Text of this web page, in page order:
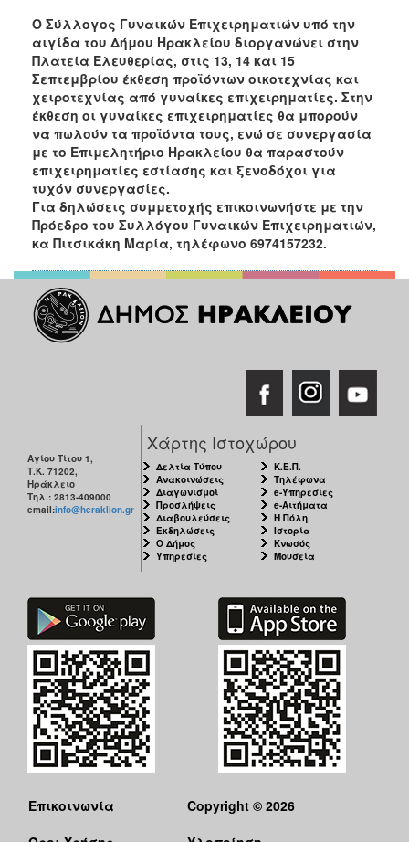
Ανακοινώσεις
Προγράμματα
Προσχολική
Αγωγή
Κοιμητήρια
Κέντρο
Οικογένειας
ΠΟΛΙΤΙΣΜΟΣ
Ο Σύλλογος Γυναικών Επιχειρηματιών υπό την
αιγίδα του Δήμου Ηρακλείου διοργανώνει στην
Πλατεία Ελευθερίας, στις 13, 14 και 15
Σεπτεμβρίου έκθεση προϊόντων οικοτεχνίας και
χειροτεχνίας από γυναίκες επιχειρηματίες. Στην
έκθεση οι γυναίκες επιχειρηματίες θα μπορούν
να πωλούν τα προϊόντα τους, ενώ σε συνεργασία
με το Επιμελητήριο Ηρακλείου θα παραστούν
επιχειρηματίες εστίασης και ξενοδόχοι για
τυχόν συνεργασίες.
Για δηλώσεις συμμετοχής επικοινωνήστε με την
Πρόεδρο του Συλλόγου Γυναικών Επιχειρηματιών,
κα Πιτσικάκη Μαρία, τηλέφωνο 6974157232.
Αγίου Τίτου 1,
Τ.Κ. 71202,
Ηράκλειο
Τηλ.: 2813-409000
email:info@heraklion.gr
Χάρτης Ιστοχώρου
Δελτία Τύπου
Ανακοινώσεις
Διαγωνισμοί
Προσλήψεις
Διαβουλεύσεις
Εκδηλώσεις
Ο Δήμος
Υπηρεσίες
Κ.Ε.Π.
Τηλέφωνα
e-Υπηρεσίες
e-Αιτήματα
Η Πόλη
Ιστορία
Κνωσός
Μουσεία
Επικοινωνία
Copyright © 2026